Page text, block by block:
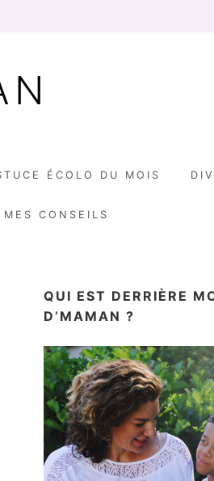
ÉCOLO DU MOIS
CONSEILS
QUI EST DERRIÈRE
D’MAMAN ?